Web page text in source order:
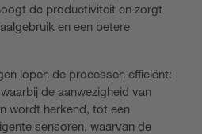
de productiviteit en zorgt
en een betere
lopen de processen efficiënt:
de aanwezigheid van
wordt herkend, tot een
sensoren, waarvan de